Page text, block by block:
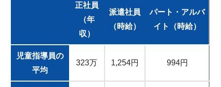
正社員
（年
収）
派遣社員
（時給）
パート・アルバ
イト（時給）
児童指導員の
平均
323万 1,254円 994円